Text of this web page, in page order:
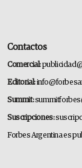
Contactos
Comercial:
Editorial:
Summit:
Suscripciones:
Forbes Argentina es